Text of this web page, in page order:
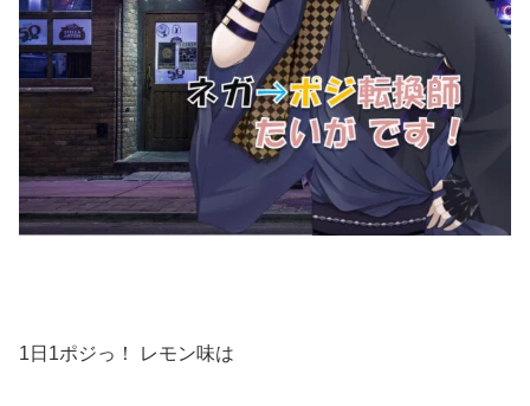
1日1ポジっ！ レモン味は